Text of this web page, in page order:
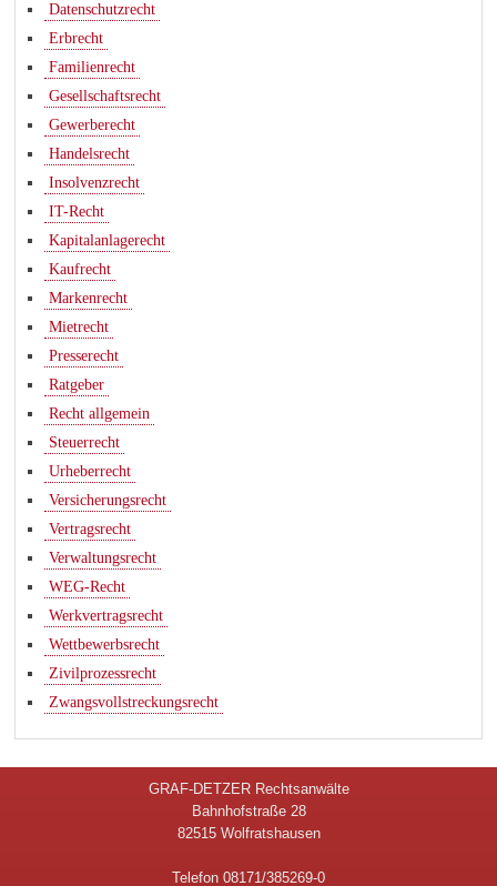
Datenschutzrecht
Erbrecht
Familienrecht
Gesellschaftsrecht
Gewerberecht
Handelsrecht
Insolvenzrecht
IT-Recht
Kapitalanlagerecht
Kaufrecht
Markenrecht
Mietrecht
Presserecht
Ratgeber
Recht allgemein
Steuerrecht
Urheberrecht
Versicherungsrecht
Vertragsrecht
Verwaltungsrecht
WEG-Recht
Werkvertragsrecht
Wettbewerbsrecht
Zivilprozessrecht
Zwangsvollstreckungsrecht
GRAF-DETZER Rechtsanwälte
Bahnhofstraße 28
82515 Wolfratshausen
Telefon 08171/385269-0